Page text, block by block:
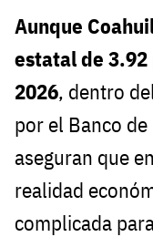
Aunque
estatal de
2026, dentro
por el Banco
aseguran que
realidad
complicada